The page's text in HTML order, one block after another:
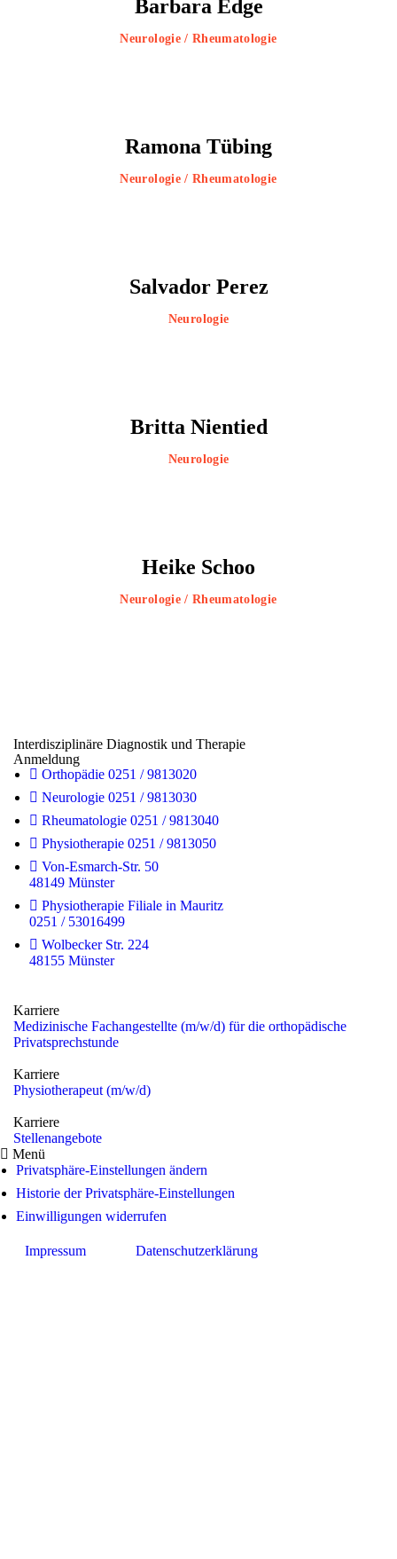
Barbara Edge
Neurologie / Rheumatologie
Ramona Tübing
Neurologie / Rheumatologie
Salvador Perez
Neurologie
Britta Nientied
Neurologie
Heike Schoo
Neurologie / Rheumatologie
Interdisziplinäre Diagnostik und Therapie
Anmeldung
Orthopädie 0251 / 9813020
Neurologie 0251 / 9813030
Rheumatologie 0251 / 9813040
Physiotherapie 0251 / 9813050
Von-Esmarch-Str. 50
48149 Münster
Physiotherapie Filiale in Mauritz
0251 / 53016499
Wolbecker Str. 224
48155 Münster
Karriere
Medizinische Fachangestellte (m/w/d) für die orthopädische
Privatsprechstunde
Karriere
Physiotherapeut (m/w/d)
Karriere
Stellenangebote
Menü
Privatsphäre-Einstellungen ändern
Historie der Privatsphäre-Einstellungen
Einwilligungen widerrufen
Impressum Datenschutzerklärung